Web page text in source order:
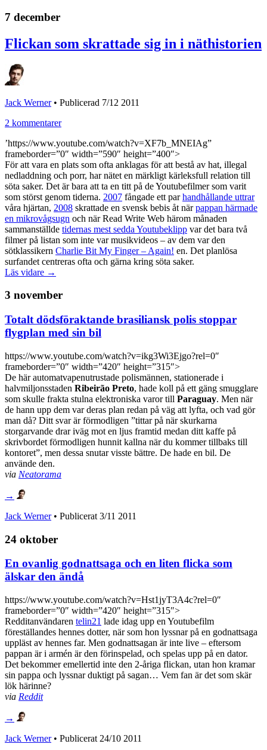
7 december
Flickan som skrattade sig in i näthistorien
Jack Werner• Publicerad 7/12 2011
2 kommentarer
’https://www.youtube.com/watch?v=XF7b_MNEIAg”
frameborder=”0″ width=”590″ height=”400″>
För att vara en plats som ofta anklagas för att bestå av hat, illegal
nedladdning och porr, har nätet en märkligt kärleksfull relation till
söta saker. Det är bara att ta en titt på de Youtubefilmer som varit
som störst genom tiderna. 2007 fångade ett parhandhållande uttrar
våra hjärtan, 2008 skrattade en svensk bebis åt närpappan härmade
en mikrovågsugn och när Read Write Web härom månaden
sammanställde tidernas mest sedda Youtubeklipp var det bara två
filmer på listan som inte var musikvideos – av dem var den
sötklassikern Charlie Bit My Finger – Again! en. Det planlösa
surfandet centreras ofta och gärna kring söta saker.
Läs vidare →
3 november
Totalt dödsföraktande brasiliansk polis stoppar
flygplan med sin bil
https://www.youtube.com/watch?v=ikg3Wi3Ejgo?rel=0″
frameborder=”0″ width=”420″ height=”315″>
De här automatvapenutrustade polismännen, stationerade i
halvmiljonsstaden Ribeirão Preto, hade koll på ett gäng smugglare
som skulle frakta stulna elektroniska varor till Paraguay. Men när
de hann upp dem var deras plan redan på väg att lyfta, och vad gör
man då? Ditt svar är förmodligen ”tittar på när skurkarna
storgarvande drar iväg mot en ljus framtid medan ditt kaffe på
skrivbordet förmodligen hunnit kallna när du kommer tillbaks till
kontoret”, men dessa snutar visste bättre. De hade en bil. De
använde den.
via Neatorama
→
Jack Werner• Publicerat 3/11 2011
24 oktober
En ovanlig godnattsaga och en liten flicka som
älskar den ändå
https://www.youtube.com/watch?v=Hst1jyT3A4c?rel=0″
frameborder=”0″ width=”420″ height=”315″>
Redditanvändaren telin21 lade idag upp en Youtubefilm
föreställandes hennes dotter, när som hon lyssnar på en godnattsaga
uppläst av hennes far. Men godnattsagan är inte live – eftersom
pappan är i armén är den förinspelad, och spelas upp på en dator.
Det bekommer emellertid inte den 2-åriga flickan, utan hon kramar
sin pappa och lyssnar duktigt på sagan… Vem fan är det som skär
lök härinne?
via Reddit
→
Jack Werner• Publicerat 24/10 2011